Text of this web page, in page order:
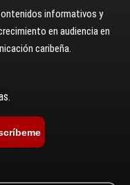
informativos y
en audiencia en
caribeña.